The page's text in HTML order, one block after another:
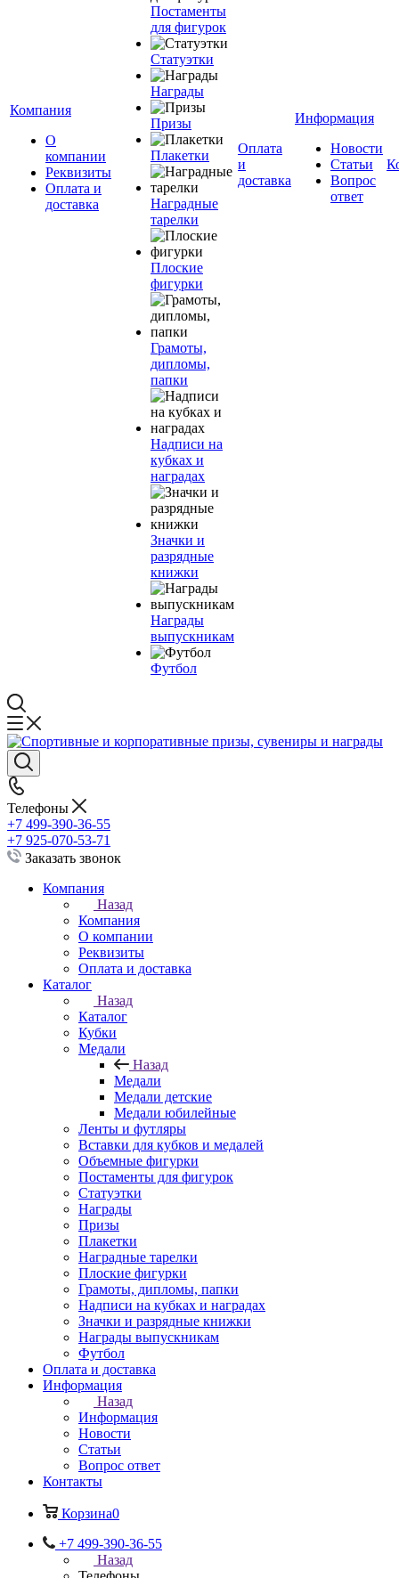
Компания
О
компании
Реквизиты
Оплата и
доставка
Постаменты
для фигурок
Статуэтки
Награды
Призы
Плакетки
Наградные
тарелки
Плоские
фигурки
Грамоты,
дипломы,
папки
Надписи на
кубках и
наградах
Значки и
разрядные
книжки
Награды
выпускникам
Футбол
Оплата
и
доставка
Информация
Новости
Статьи
Вопрос
ответ
Телефоны
+7 499-390-36-55
+7 925-070-53-71
Заказать звонок
Компания
Назад
Компания
О компании
Реквизиты
Оплата и доставка
Каталог
Назад
Каталог
Кубки
Медали
Назад
Медали
Медали детские
Медали юбилейные
Ленты и футляры
Вставки для кубков и медалей
Объемные фигурки
Постаменты для фигурок
Статуэтки
Награды
Призы
Плакетки
Наградные тарелки
Плоские фигурки
Грамоты, дипломы, папки
Надписи на кубках и наградах
Значки и разрядные книжки
Награды выпускникам
Футбол
Оплата и доставка
Информация
Назад
Информация
Новости
Статьи
Вопрос ответ
Контакты
Корзина0
+7 499-390-36-55
Назад